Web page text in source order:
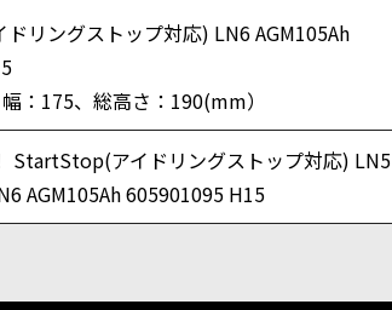
リングストップ対応) LN6 AGM105Ah
：175、総高さ：190(mm）
StartStop(アイドリングストップ対応) LN5
AGM105Ah 605901095 H15